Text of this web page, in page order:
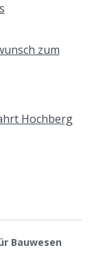
zum
Hochberg
Bauwesen